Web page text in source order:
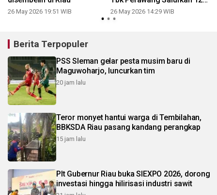
26 May 2026 19:51 WIB
Ekor Sapi Untuk Masyarakat
di Wilayah Operasional
26 May 2026 14:29 WIB
Berita Terpopuler
PSS Sleman gelar pesta musim baru di
Maguwoharjo, luncurkan tim
20 jam lalu
Teror monyet hantui warga di Tembilahan,
BBKSDA Riau pasang kandang perangkap
15 jam lalu
Plt Gubernur Riau buka SIEXPO 2026, dorong
investasi hingga hilirisasi industri sawit